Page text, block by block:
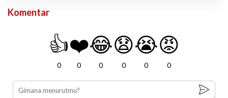
Komentar
👍
0
❤️
0
😂
0
😧
0
😭
0
😡
0